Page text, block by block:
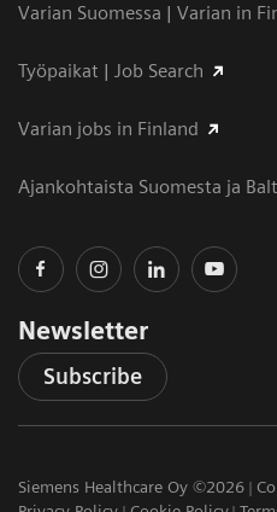
Varian Suomessa | Varian in
Työpaikat | Job Search
Varian jobs in Finland
Ajankohtaista Suomesta ja
Newsletter
Subscribe
Siemens Healthcare Oy ©2026